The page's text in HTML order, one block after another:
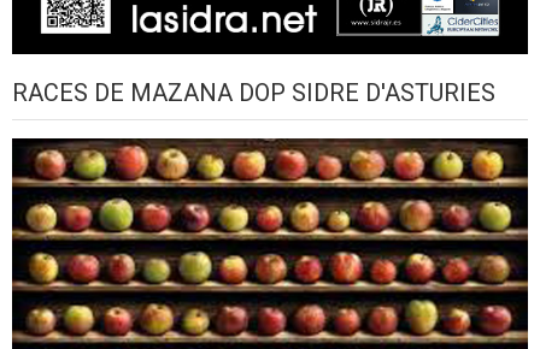
RACES DE MAZANA DOP SIDRE D'ASTURIES